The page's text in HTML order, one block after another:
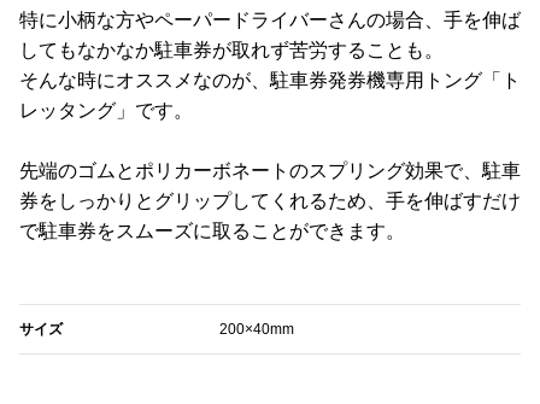
特に小柄な方やペーパードライバーさんの場合、手を伸ば
してもなかなか駐車券が取れず苦労することも。
そんな時にオススメなのが、駐車券発券機専用トング「ト
レッタング」です。
先端のゴムとポリカーボネートのスプリング効果で、駐車
券をしっかりとグリップしてくれるため、手を伸ばすだけ
で駐車券をスムーズに取ることができます。
‎サイズ 200×40mm